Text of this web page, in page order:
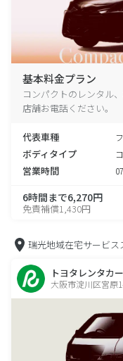
基本料金プラン
コンパクトのレンタル
店舗お電話ください。
代表車種
ボディタイプ
営業時間
6時間まで6,270円
免責補償1,430円
瑞光地域在宅サービス
トヨタレンタカ
大阪市淀川区宮